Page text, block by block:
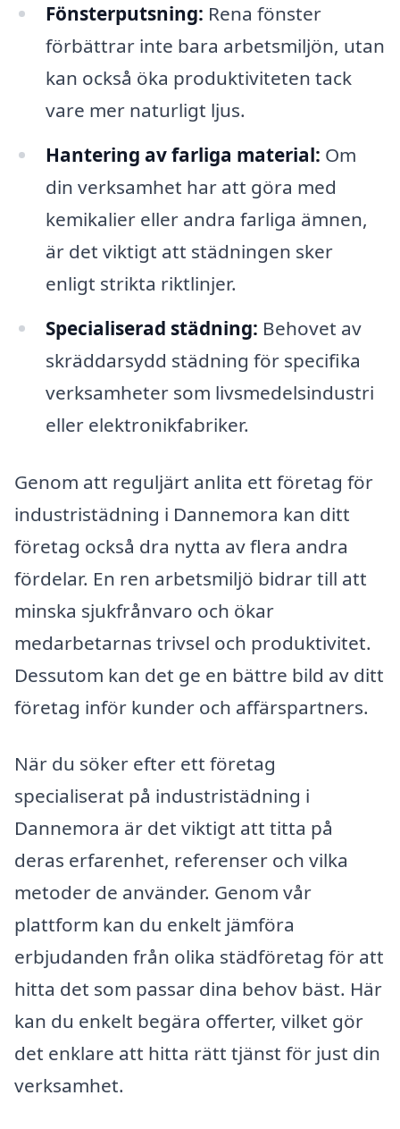
Fönsterputsning: Rena fönster
förbättrar inte bara arbetsmiljön, utan
kan också öka produktiviteten tack
vare mer naturligt ljus.
Hantering av farliga material: Om
din verksamhet har att göra med
kemikalier eller andra farliga ämnen,
är det viktigt att städningen sker
enligt strikta riktlinjer.
Specialiserad städning: Behovet av
skräddarsydd städning för specifika
verksamheter som livsmedelsindustri
eller elektronikfabriker.
Genom att reguljärt anlita ett företag för
industristädning i Dannemora kan ditt
företag också dra nytta av flera andra
fördelar. En ren arbetsmiljö bidrar till att
minska sjukfrånvaro och ökar
medarbetarnas trivsel och produktivitet.
Dessutom kan det ge en bättre bild av ditt
företag inför kunder och affärspartners.
När du söker efter ett företag
specialiserat på industristädning i
Dannemora är det viktigt att titta på
deras erfarenhet, referenser och vilka
metoder de använder. Genom vår
plattform kan du enkelt jämföra
erbjudanden från olika städföretag för att
hitta det som passar dina behov bäst. Här
kan du enkelt begära offerter, vilket gör
det enklare att hitta rätt tjänst för just din
verksamhet.